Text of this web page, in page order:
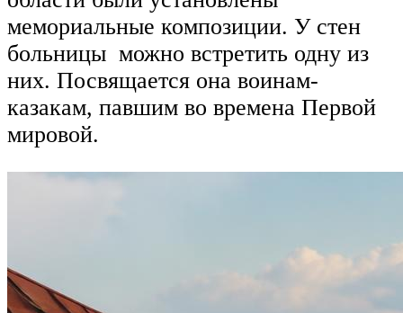
мемориальные композиции. У стен
больницы можно встретить одну из
них. Посвящается она воинам-
казакам, павшим во времена Первой
мировой.